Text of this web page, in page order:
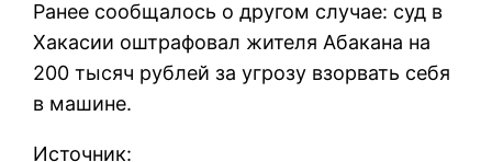
Ранее сообщалось о другом случае: суд в
Хакасии оштрафовал жителя Абакана на
200 тысяч рублей за угрозу взорвать себя
в машине.
Источник: